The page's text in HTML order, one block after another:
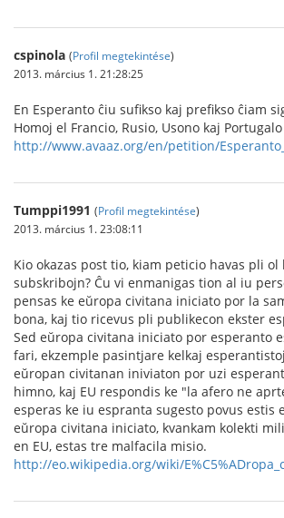
cspinola (Profil megtekintése)
2013. március 1. 21:28:25
En Esperanto ĉiu sufikso kaj prefikso ĉiam
Homoj el Francio, Rusio, Usono kaj
http://www.avaaz.org/en/petition/
Tumppi1991 (Profil megtekintése)
2013. március 1. 23:08:11
Kio okazas post tio, kiam peticio havas pli ol
subskribojn? Ĉu vi enmanigas tion al iu
pensas ke eŭropa civitana iniciato por la
bona, kaj tio ricevus pli publikecon ekster
Sed eŭropa civitana iniciato por esperanto
fari, ekzemple pasintjare kelkaj
eŭropan civitanan iniviaton por uzi
himno, kaj EU respondis ke "la afero ne
esperas ke iu espranta sugesto povus estis
eŭropa civitana iniciato, kvankam kolekti
en EU, estas tre malfacila misio.
http://eo.wikipedia.org/wiki/